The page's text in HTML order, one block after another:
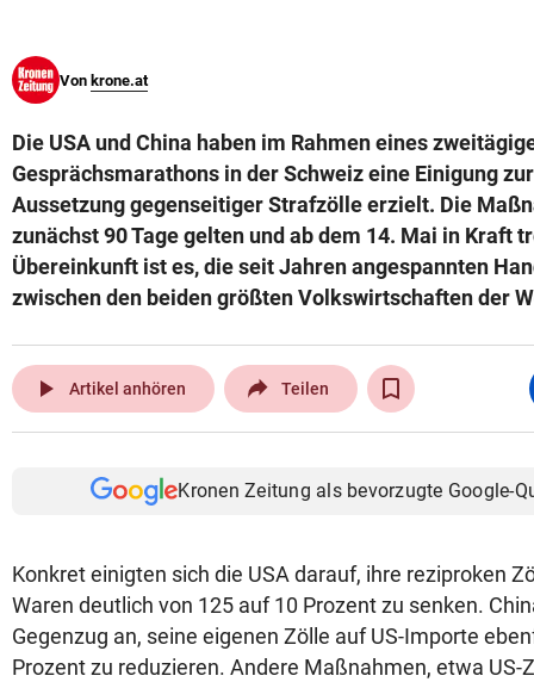
Von krone.at
Die USA und China haben im Rahmen eines
Gesprächsmarathons in der Schweiz eine Einigung
Aussetzung gegenseitiger Strafzölle erzielt. Die
zunächst 90 Tage gelten und ab dem 14. Mai in Kraft
Übereinkunft ist es, die seit Jahren angespannten
zwischen den beiden größten Volkswirtschaften der
play_arrow Artikel anhören Teilen
Kronen Zeitung als bevorzugte Google-
Konkret einigten sich die USA darauf, ihre reziproken
Waren deutlich von 125 auf 10 Prozent zu senken.
Gegenzug an, seine eigenen Zölle auf US-Importe
Prozent zu reduzieren. Andere Maßnahmen, etwa US-